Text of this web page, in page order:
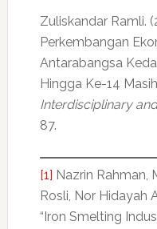
Zuliskandar Ramli.
Perkembangan
Antarabangsa
Hingga Ke-14
Interdisciplinary
87.
[1] Nazrin Rahman,
Rosli, Nor Hidayah
“Iron Smelting